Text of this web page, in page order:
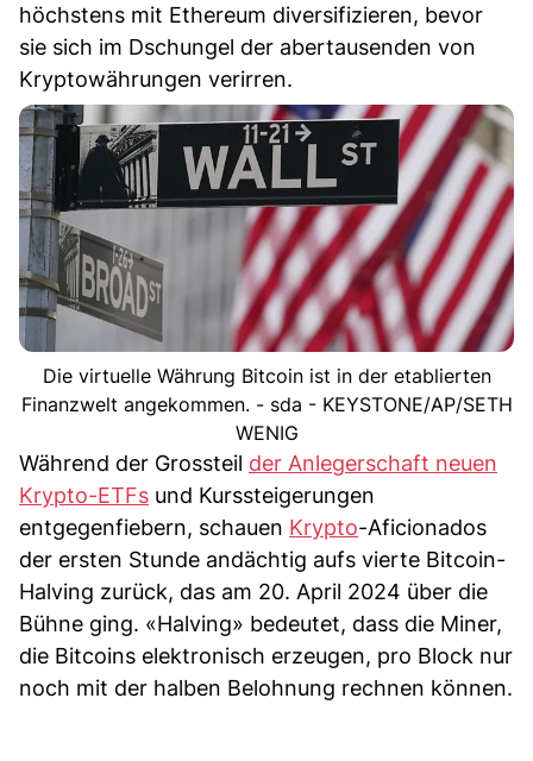
höchstens mit Ethereum diversifizieren, bevor
sie sich im Dschungel der abertausenden von
Kryptowährungen verirren.
Die virtuelle Währung Bitcoin ist in der etablierten
Finanzwelt angekommen. - sda - KEYSTONE/AP/SETH
WENIG
Während der Grossteil der Anlegerschaft neuen
Krypto-ETFs und Kurssteigerungen
entgegenfiebern, schauen Krypto-Aficionados
der ersten Stunde andächtig aufs vierte Bitcoin-
Halving zurück, das am 20. April 2024 über die
Bühne ging. «Halving» bedeutet, dass die Miner,
die Bitcoins elektronisch erzeugen, pro Block nur
noch mit der halben Belohnung rechnen können.